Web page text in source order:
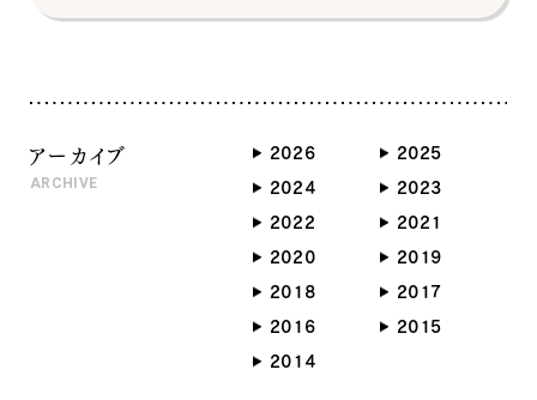
アーカイブ
ARCHIVE
2026
2025
2024
2023
2022
2021
2020
2019
2018
2017
2016
2015
2014